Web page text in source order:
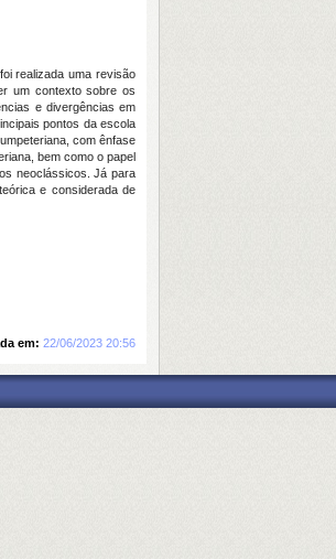
realizada uma revisão
um contexto sobre os
e divergências em
pontos da escola
com ênfase
bem como o papel
neoclássicos. Já para
e considerada de
em: 22/06/2023 20:56